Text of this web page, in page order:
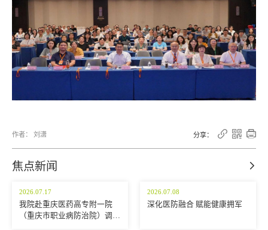
作者： 刘潇 分享：   
焦点新闻 
2026.07.17
我院赴重庆医药高专附一院
（重庆市职业病防治院）调研
2026.07.08
深化医防融合 赋能健康拥军